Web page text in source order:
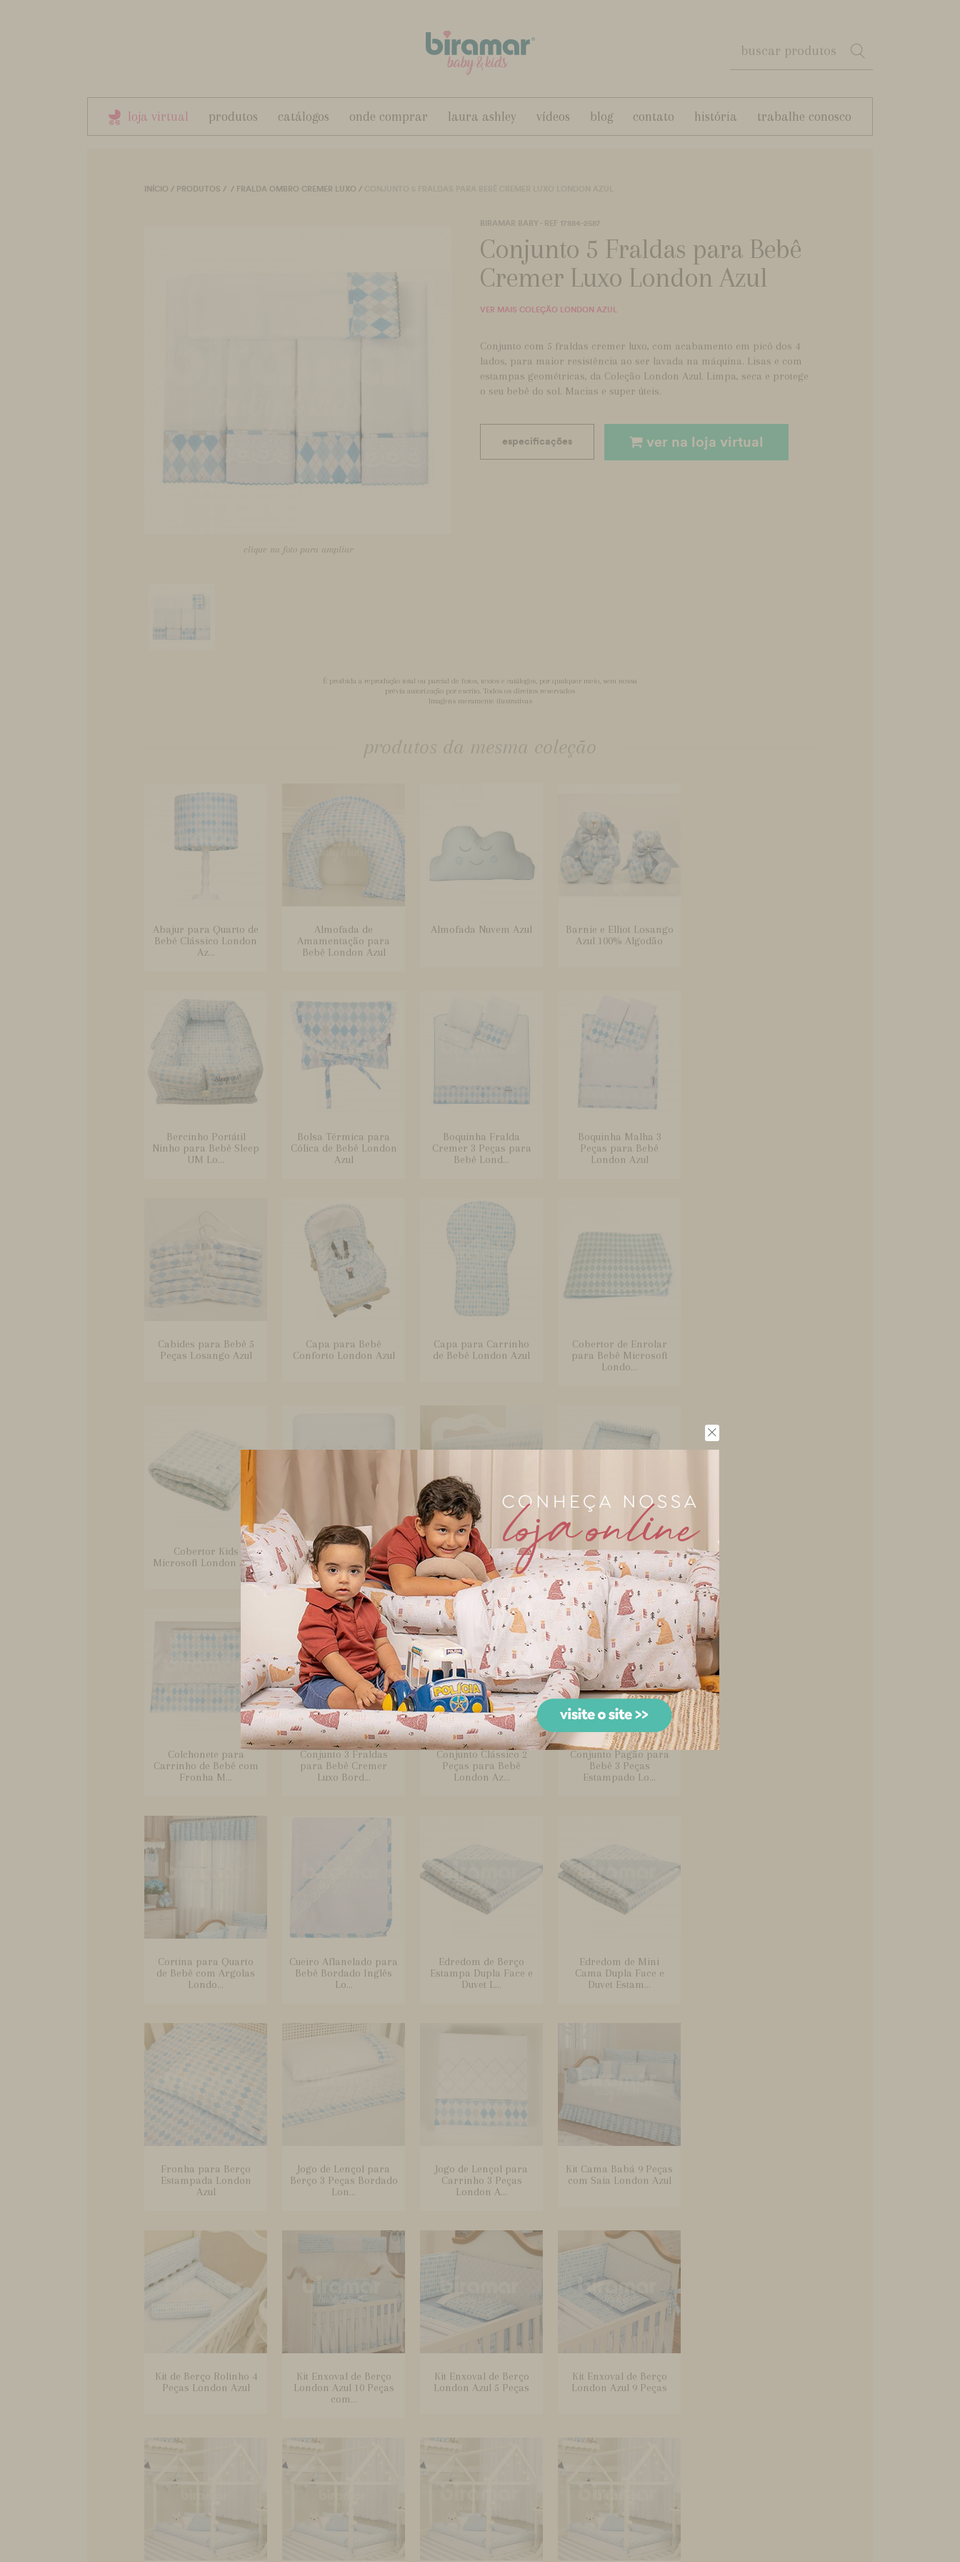
loja virtual produtos catálogos onde comprar laura ashley vídeos blog contato história trabalhe conosco
INÍCIO / PRODUTOS / / FRALDA OMBRO CREMER LUXO /
clique na foto para ampliar
BIRAMAR BABY - REF 17884-2587
Conjunto 5 Fraldas para Bebê
Cremer Luxo London Azul
VER MAIS COLEÇÃO LONDON AZUL
Conjunto com 5 fraldas cremer luxo, com acabamento em picô dos 4
lados, para maior resistência ao ser lavada na máquina. Lisas e com
estampas geométricas, da Coleção London Azul. Limpa, seca e protege
o seu bebê do sol. Macias e super úteis.
especificações ver na loja virtual
É proibida a reprodução total ou parcial de fotos, textos e catálogos, por qualquer meio, sem nossa
prévia autorização por escrito. Todos os direitos reservados
Imagens meramente ilustrativas
produtos da mesma coleção
Abajur para Quarto de
Bebê Clássico London
Az...
Almofada de
Amamentação para
Bebê London Azul
Almofada Nuvem Azul
Barnie e Elliot Losango
Azul 100% Algodão
Bercinho Portátil
Ninho para Bebê Sleep
UM Lo...
Bolsa Térmica para
Cólica de Bebê London
Azul
Boquinha Fralda
Cremer 3 Peças para
Bebê Lond...
Boquinha Malha 3
Peças para Bebê
London Azul
Cabides para Bebê 5
Peças Losango Azul
Capa para Bebê
Conforto London Azul
Capa para Carrinho
de Bebê London Azul
Cobertor de Enrolar
para Bebê Microsoft
Londo...
Cobertor Kids
Microsoft London Azul
Cobertor Soft para
Bebê London Azul
Cobertura para Grade
de Berço London Azul
Colchonete para Bebê
e Kids London Azul
Colchonete para
Carrinho de Bebê com
Fronha M...
Conjunto 3 Fraldas
para Bebê Cremer
Luxo Bord...
Conjunto Clássico 2
Peças para Bebê
London Az...
Conjunto Pagão para
Bebê 3 Peças
Estampado Lo...
Cortina para Quarto
de Bebê com Argolas
Londo...
Cueiro Aflanelado para
Bebê Bordado Inglês
Lo...
Edredom de Berço
Estampa Dupla Face e
Duvet L...
Edredom de Mini
Cama Dupla Face e
Duvet Estam...
Fronha para Berço
Estampada London
Azul
Jogo de Lençol para
Berço 3 Peças Bordado
Lon...
Jogo de Lençol para
Carrinho 3 Peças
London A...
Kit Cama Babá 9 Peças
com Saia London Azul
Kit de Berço Rolinho 4
Peças London Azul
Kit Enxoval de Berço
London Azul 10 Peças
com...
Kit Enxoval de Berço
London Azul 5 Peças
Kit Enxoval de Berço
London Azul 9 Peças